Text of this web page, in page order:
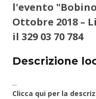
l'evento
Ottobre 2018 –
il 329 03 70 784
Descrizione
...
Clicca qui per la